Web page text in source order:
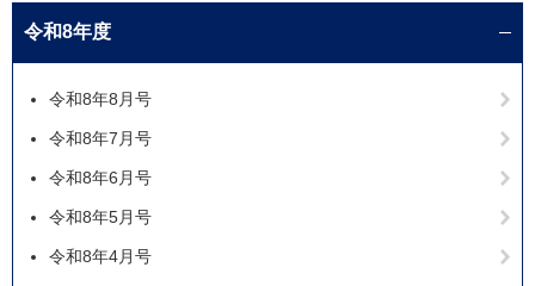
令和8年度
令和8年8月号
令和8年7月号
令和8年6月号
令和8年5月号
令和8年4月号